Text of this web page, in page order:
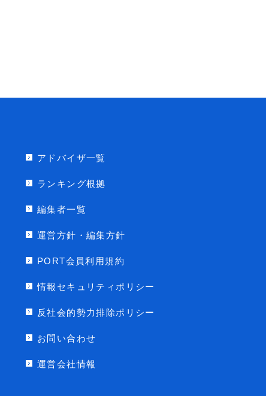
アドバイザ一覧
ランキング根拠
編集者一覧
運営方針・編集方針
PORT会員利用規約
情報セキュリティポリシー
反社会的勢力排除ポリシー
お問い合わせ
運営会社情報